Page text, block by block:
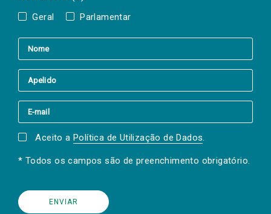
Geral Parlamentar
Aceito a Política de Utilização de Dados.
* Todos os campos são de preenchimento obrigatório.